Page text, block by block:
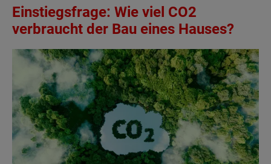
Einstiegsfrage: Wie viel CO2
verbraucht der Bau eines Hauses?